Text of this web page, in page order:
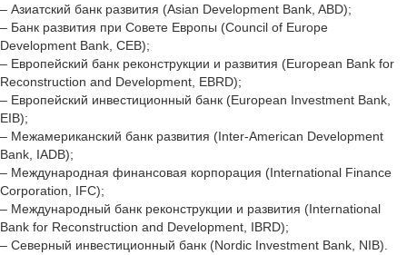
– Азиатский банк развития (Asian Development Bank, ABD);
– Банк развития при Совете Европы (Council of Europe
Development Bank, СЕВ);
– Европейский банк реконструкции и развития (European Bank for
Reconstruction and Development, EBRD);
– Европейский инвестиционный банк (European Investment Bank,
EIB);
– Межамериканский банк развития (Inter-American Development
Bank, IADB);
– Международная финансовая корпорация (International Finance
Corporation, IFC);
– Международный банк реконструкции и развития (International
Bank for Reconstruction and Development, IBRD);
– Северный инвестиционный банк (Nordic Investment Bank, NIB).